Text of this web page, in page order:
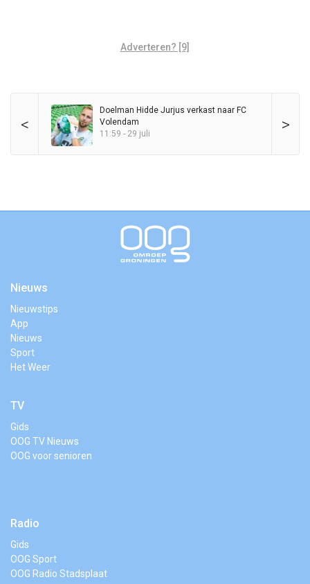
Adverteren? [9]
< >
Doelman Hidde Jurjus verkast naar FC
Volendam
11:59 - 29 juli
Nieuws
Nieuwstips
App
Nieuws
Sport
Het Weer
TV
Gids
OOG TV Nieuws
OOG voor senioren
Radio
Gids
OOG Sport
OOG Radio Stadsplaat